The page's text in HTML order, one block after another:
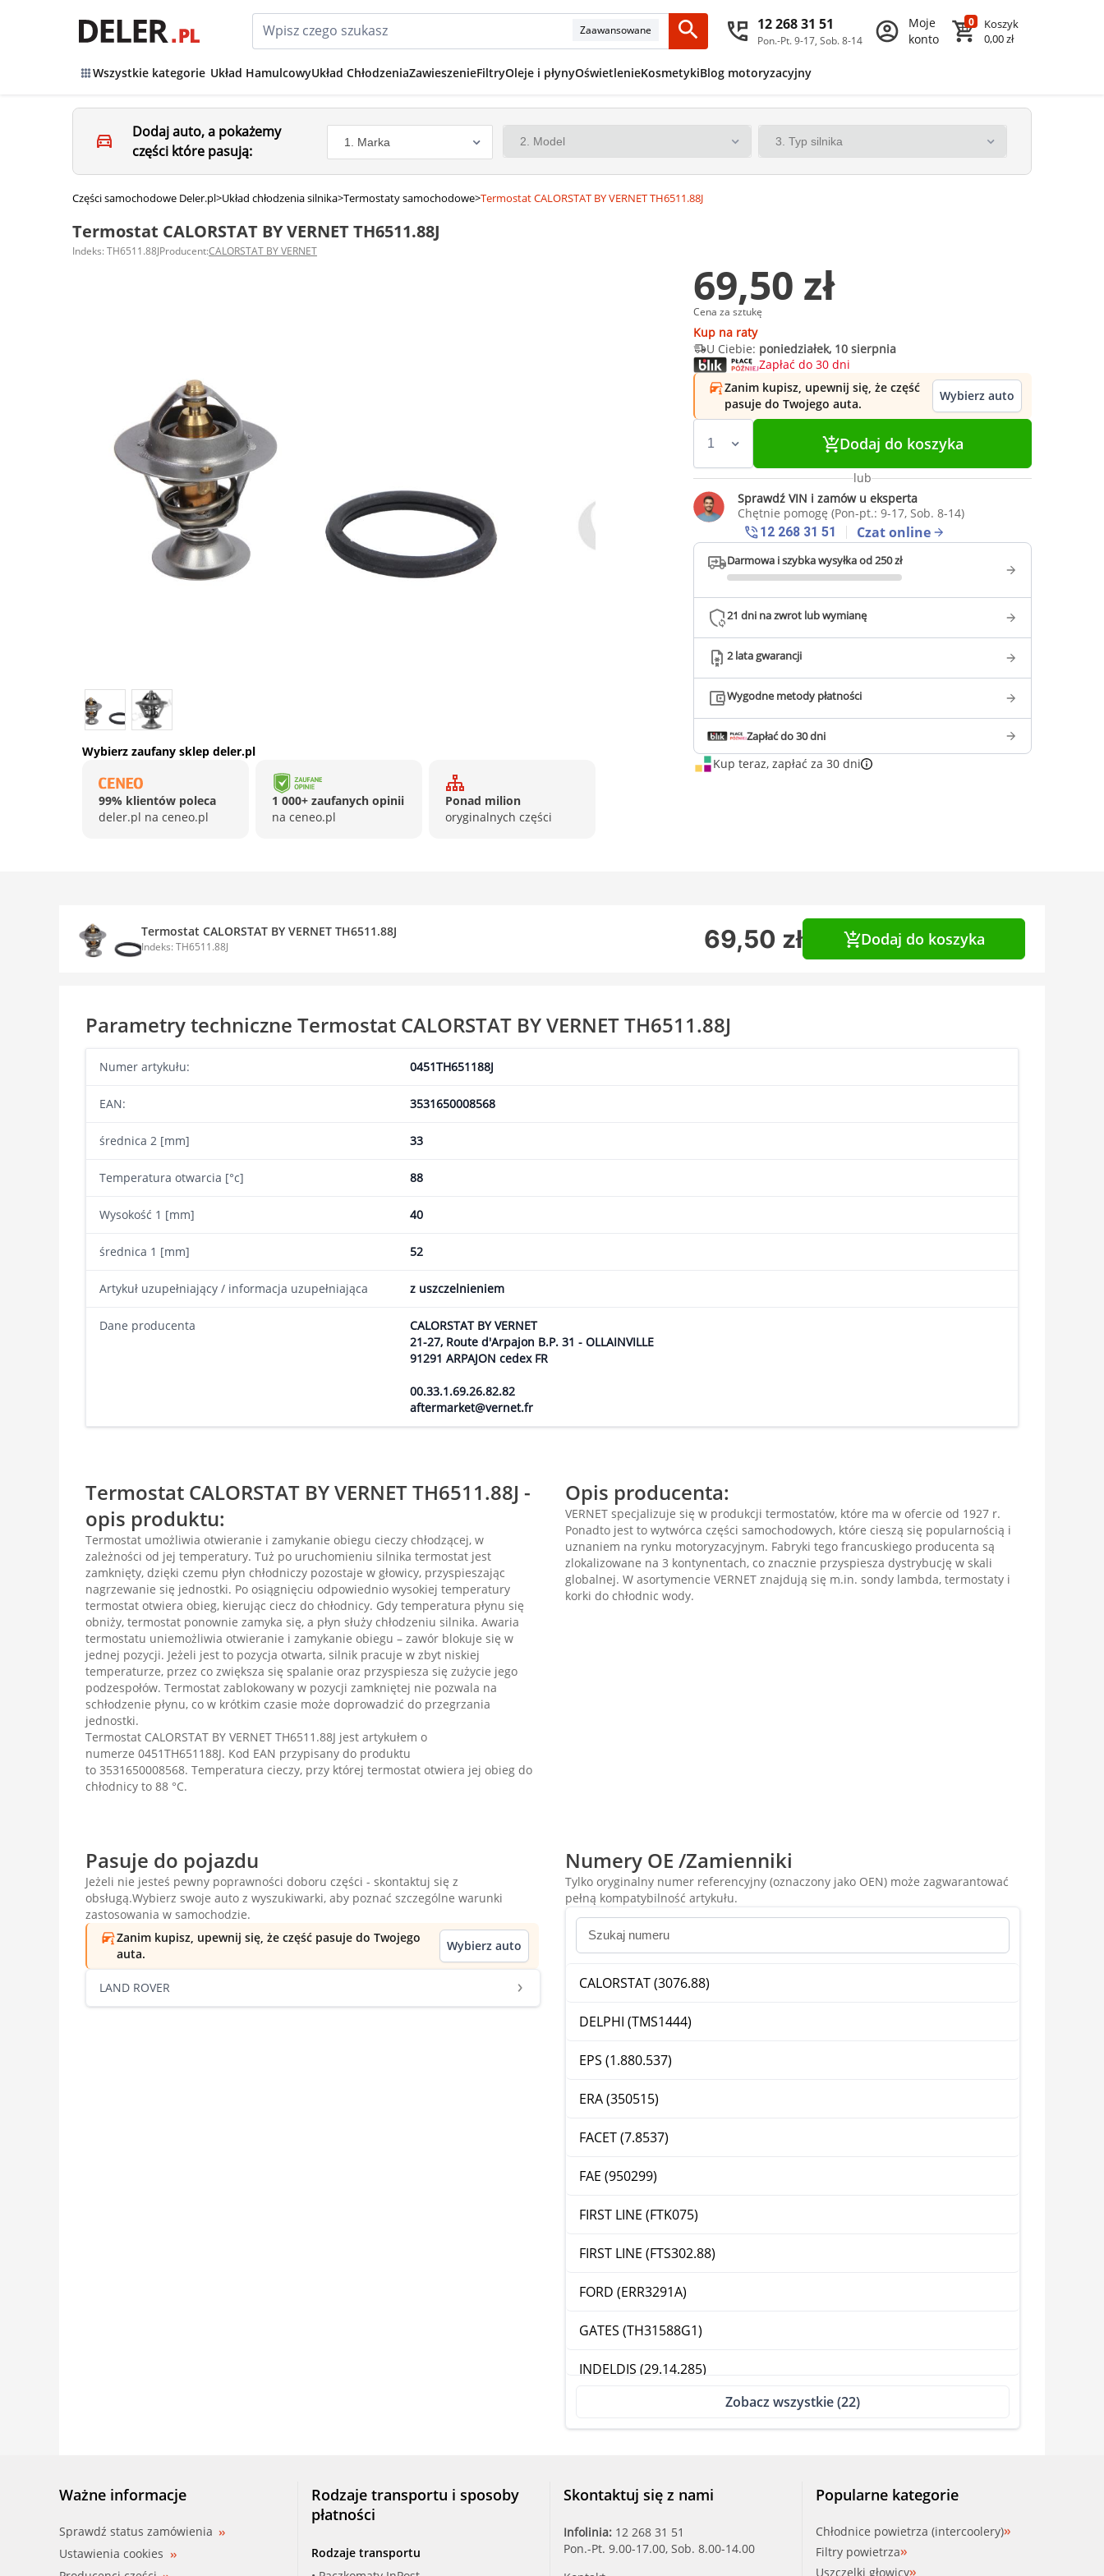
Zaawansowane 12 268 31 51
Pon.-Pt. 9-17, Sob. 8-14
Moje
konto
0
Koszyk
0,00 zł
Wszystkie kategorie Układ HamulcowyUkład ChłodzeniaZawieszenieFiltryOleje i płynyOświetlenieKosmetykiBlog motoryzacyjny
Dodaj auto, a pokażemy
części które pasują:
Części samochodowe Deler.pl>Układ chłodzenia silnika>Termostaty samochodowe>Termostat CALORSTAT BY VERNET TH6511.88J
Termostat CALORSTAT BY VERNET TH6511.88J
Indeks: TH6511.88JProducent:CALORSTAT BY VERNET
69,50 zł
Cena za sztukę
Kup na raty
U Ciebie: poniedziałek, 10 sierpnia
Zapłać do 30 dni
Zanim kupisz, upewnij się, że część
pasuje do Twojego auta.
Wybierz auto
Dodaj do koszyka
lub
Sprawdź VIN i zamów u eksperta
Chętnie pomogę (Pon-pt.: 9-17, Sob. 8-14)
12 268 31 51
Czat online
Darmowa i szybka wysyłka od 250 zł
21 dni na zwrot lub wymianę
2 lata gwarancji
Wygodne metody płatności
Zapłać do 30 dni
Kup teraz, zapłać za 30 dni
Wybierz zaufany sklep deler.pl
99% klientów poleca
deler.pl na ceneo.pl
1 000+ zaufanych opinii
na ceneo.pl
Ponad milion
oryginalnych części
Termostat CALORSTAT BY VERNET TH6511.88J
Indeks: TH6511.88J 69,50 zł Dodaj do koszyka
Parametry techniczne Termostat CALORSTAT BY VERNET TH6511.88J
Numer artykułu: 0451TH651188J
EAN: 3531650008568
średnica 2 [mm] 33
Temperatura otwarcia [°c] 88
Wysokość 1 [mm] 40
średnica 1 [mm] 52
Artykuł uzupełniający / informacja uzupełniająca z uszczelnieniem
Dane producenta
CALORSTAT BY VERNET
21-27, Route d'Arpajon B.P. 31 - OLLAINVILLE
91291 ARPAJON cedex FR
00.33.1.69.26.82.82
aftermarket@vernet.fr
Termostat CALORSTAT BY VERNET TH6511.88J -
opis produktu:
Termostat umożliwia otwieranie i zamykanie obiegu cieczy chłodzącej, w
zależności od jej temperatury. Tuż po uruchomieniu silnika termostat jest
zamknięty, dzięki czemu płyn chłodniczy pozostaje w głowicy, przyspieszając
nagrzewanie się jednostki. Po osiągnięciu odpowiednio wysokiej temperatury
termostat otwiera obieg, kierując ciecz do chłodnicy. Gdy temperatura płynu się
obniży, termostat ponownie zamyka się, a płyn służy chłodzeniu silnika. Awaria
termostatu uniemożliwia otwieranie i zamykanie obiegu – zawór blokuje się w
jednej pozycji. Jeżeli jest to pozycja otwarta, silnik pracuje w zbyt niskiej
temperaturze, przez co zwiększa się spalanie oraz przyspiesza się zużycie jego
podzespołów. Termostat zablokowany w pozycji zamkniętej nie pozwala na
schłodzenie płynu, co w krótkim czasie może doprowadzić do przegrzania
jednostki.
Termostat CALORSTAT BY VERNET TH6511.88J jest artykułem o
numerze 0451TH651188J. Kod EAN przypisany do produktu
to 3531650008568. Temperatura cieczy, przy której termostat otwiera jej obieg do
chłodnicy to 88 °C.
Opis producenta:
VERNET specjalizuje się w produkcji termostatów, które ma w ofercie od 1927 r.
Ponadto jest to wytwórca części samochodowych, które cieszą się popularnością i
uznaniem na rynku motoryzacyjnym. Fabryki tego francuskiego producenta są
zlokalizowane na 3 kontynentach, co znacznie przyspiesza dystrybucję w skali
globalnej. W asortymencie VERNET znajdują się m.in. sondy lambda, termostaty i
korki do chłodnic wody.
Pasuje do pojazdu
Jeżeli nie jesteś pewny poprawności doboru części - skontaktuj się z
obsługą.Wybierz swoje auto z wyszukiwarki, aby poznać szczególne warunki
zastosowania w samochodzie.
Zanim kupisz, upewnij się, że część pasuje do Twojego
auta.
Wybierz auto
LAND ROVER
Numery OE /Zamienniki
Tylko oryginalny numer referencyjny (oznaczony jako OEN) może zagwarantować
pełną kompatybilność artykułu.
CALORSTAT (3076.88)
DELPHI (TMS1444)
EPS (1.880.537)
ERA (350515)
FACET (7.8537)
FAE (950299)
FIRST LINE (FTK075)
FIRST LINE (FTS302.88)
FORD (ERR3291A)
GATES (TH31588G1)
INDELDIS (29.14.285)
MERCE (0052033075)
MOTORAD (388-88)
Zobacz wszystkie (22)
Ważne informacje
Sprawdź status zamówienia
Ustawienia cookies
Rodzaje transportu i sposoby
płatności
Rodzaje transportu
Skontaktuj się z nami
Infolinia: 12 268 31 51
Pon.-Pt. 9.00-17.00, Sob. 8.00-14.00
Popularne kategorie
Chłodnice powietrza (intercoolery)
Filtry powietrza
Uszczelki głowicy